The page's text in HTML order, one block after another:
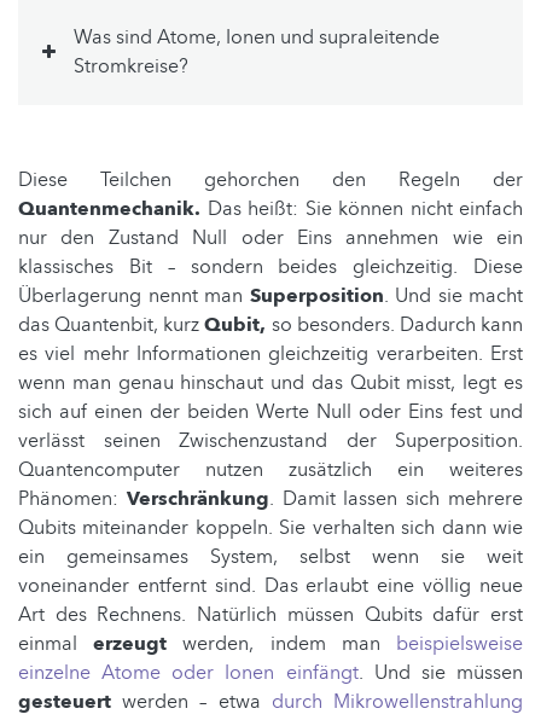
Was sind Atome, Ionen und supraleitende
Stromkreise?
Diese Teilchen gehorchen den Regeln der
Quantenmechanik. Das heißt: Sie können nicht einfach
nur den Zustand Null oder Eins annehmen wie ein
klassisches Bit – sondern beides gleichzeitig. Diese
Überlagerung nennt man Superposition. Und sie macht
das Quantenbit, kurzQubit, so besonders. Dadurch kann
es viel mehr Informationen gleichzeitig verarbeiten. Erst
wenn man genau hinschaut und das Qubit misst, legt es
sich auf einen der beiden Werte Null oder Eins fest und
verlässt seinen Zwischenzustand der Superposition.
Quantencomputer nutzen zusätzlich ein weiteres
Phänomen: Verschränkung. Damit lassen sich mehrere
Qubits miteinander koppeln. Sie verhalten sich dann wie
ein gemeinsames System, selbst wenn sie weit
voneinander entfernt sind. Das erlaubt eine völlig neue
Art des Rechnens. Natürlich müssen Qubits dafür erst
einmalerzeugt werden, indem man beispielsweise
einzelne Atome oder Ionen einfängt. Und sie müssen
gesteuertwerden – etwa durch Mikrowellenstrahlung